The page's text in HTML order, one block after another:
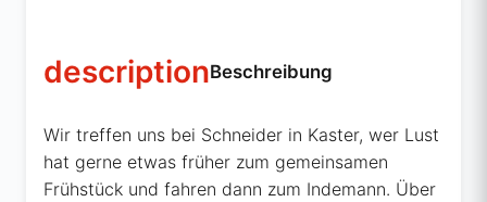
descriptionBeschreibung
Wir treffen uns bei Schneider in Kaster, wer Lust
hat gerne etwas früher zum gemeinsamen
Frühstück und fahren dann zum Indemann. Über